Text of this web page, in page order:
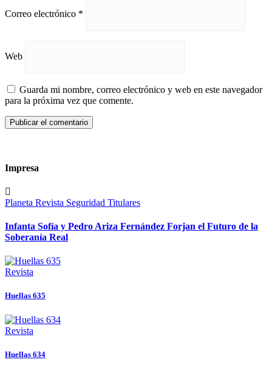
Correo electrónico *
Web
Guarda mi nombre, correo electrónico y web en este navegador
para la próxima vez que comente.
Impresa
Planeta Revista Seguridad Titulares
Infanta Sofía y Pedro Ariza Fernández Forjan el Futuro de la
Soberanía Real
Revista
Huellas 635
Revista
Huellas 634